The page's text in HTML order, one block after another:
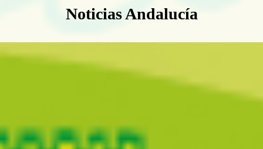
Boletín Noticias Andalucía
Noticias Andalucía